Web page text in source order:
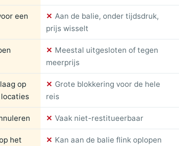
een
✕ Aan de balie, onder tijdsdruk,
prijs wisselt
✕ Meestal uitgesloten of tegen
meerprijs
op
✕ Grote blokkering voor de hele
reis
✕ Vaak niet-restitueerbaar
het
✕ Kan aan de balie flink oplopen